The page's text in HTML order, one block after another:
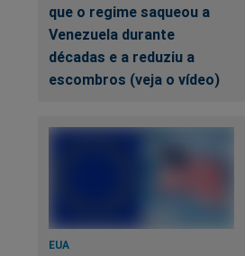
que o regime saqueou a
Venezuela durante
décadas e a reduziu a
escombros (veja o vídeo)
EUA